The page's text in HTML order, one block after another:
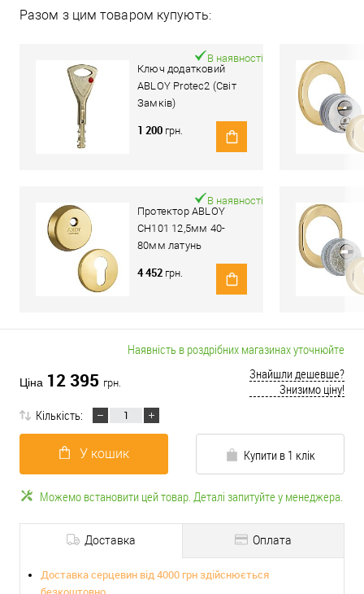
Разом з цим товаром купують:
Ключ додатковий
ABLOY Protec2 (Світ
Замків)
В наявності
1 200 грн.
Протектор ABLOY
CH101 12,5мм 40-
80мм латунь
В наявності
4 452 грн.
Наявність в роздрібних магазинах уточнюйте
Ціна 12 395 грн.
Знайшли дешевше?
Знизимо ціну!
Кількість:
У кошик Купити в 1 клік
Можемо встановити цей товар. Деталі запитуйте у менеджера.
Доставка Оплата
Доставка серцевин від 4000 грн здійснюється